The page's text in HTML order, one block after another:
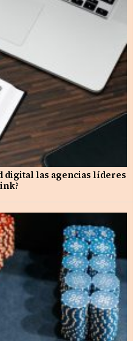
digital las agencias líderes